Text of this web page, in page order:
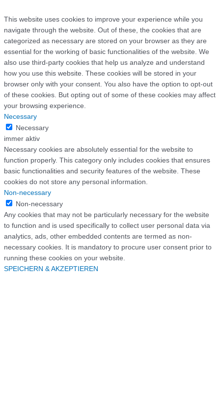
This website uses cookies to improve your experience while you
navigate through the website. Out of these, the cookies that are
categorized as necessary are stored on your browser as they are
essential for the working of basic functionalities of the website. We
also use third-party cookies that help us analyze and understand
how you use this website. These cookies will be stored in your
browser only with your consent. You also have the option to opt-out
of these cookies. But opting out of some of these cookies may affect
your browsing experience.
Necessary
Necessary
immer aktiv
Necessary cookies are absolutely essential for the website to
function properly. This category only includes cookies that ensures
basic functionalities and security features of the website. These
cookies do not store any personal information.
Non-necessary
Non-necessary
Any cookies that may not be particularly necessary for the website
to function and is used specifically to collect user personal data via
analytics, ads, other embedded contents are termed as non-
necessary cookies. It is mandatory to procure user consent prior to
running these cookies on your website.
SPEICHERN & AKZEPTIEREN